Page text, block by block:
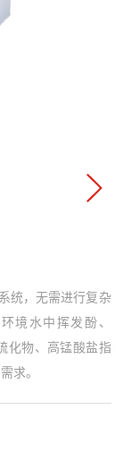
统，无需进行复杂
境水中挥发酚、
化物、高锰酸盐指
求。